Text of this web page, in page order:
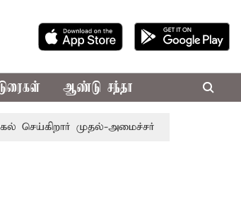
ஆண்டு சந்தா
முதல்-அமைச்சர் ரங்கசாமி